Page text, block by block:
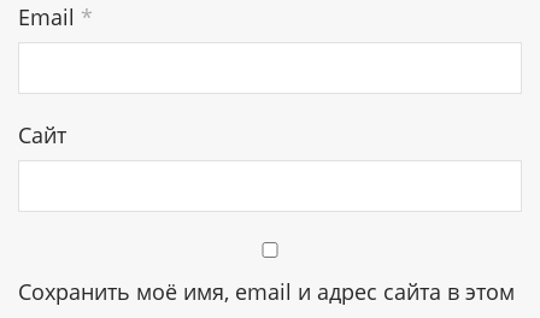
Email *
Сайт
Сохранить моё имя, email и адрес сайта в этом